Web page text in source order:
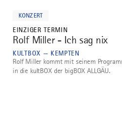
KONZERT
EINZIGER TERMIN
5
Rolf Miller - Ich sag nix
KULTBOX — KEMPTEN
Rolf Miller kommt mit seinem
in die kultBOX der bigBOX ALLGÄU.